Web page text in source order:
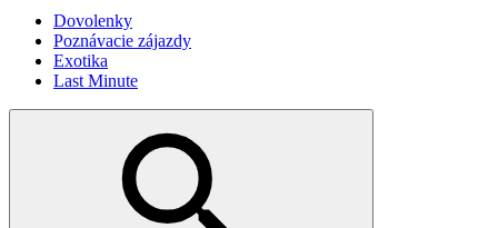
Dovolenky
Poznávacie zájazdy
Exotika
Last Minute